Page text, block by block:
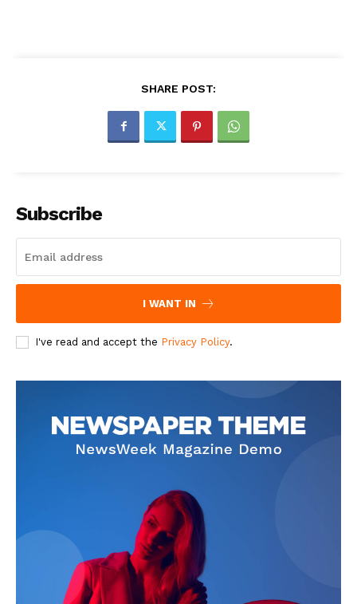
SHARE POST:
Subscribe
I WANT IN
I've read and accept the Privacy Policy.